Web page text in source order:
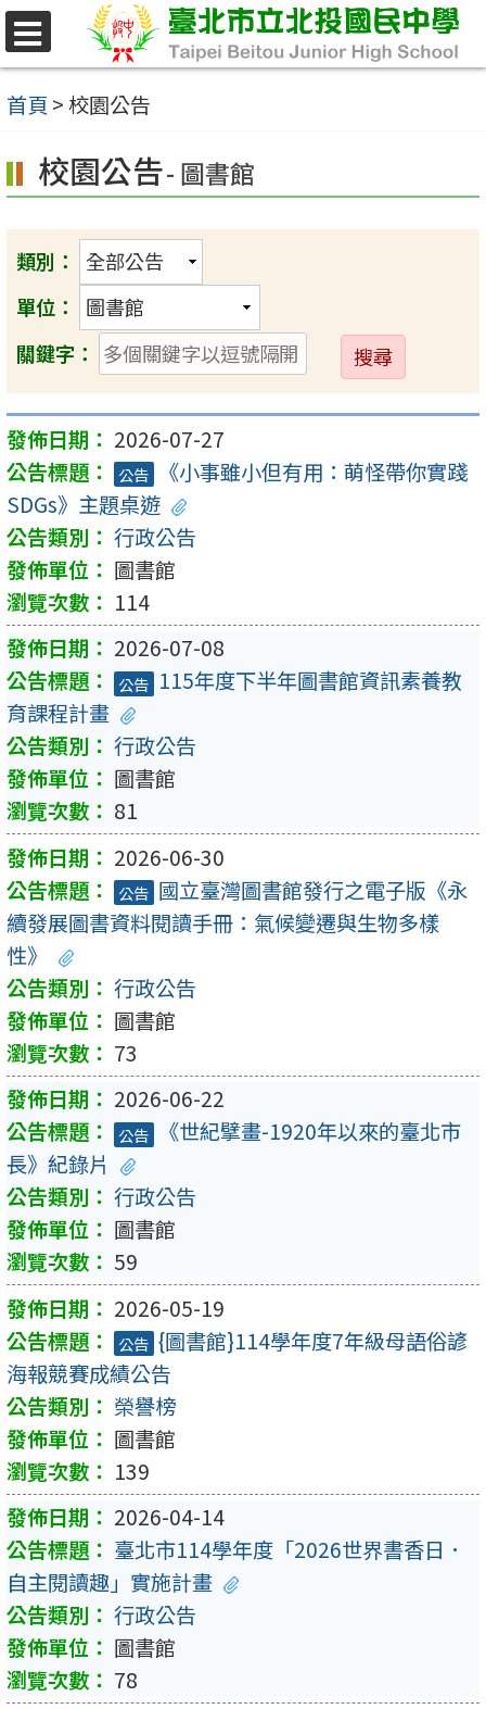
跳
至
主
內
容
區
首頁 >校園公告
校園公告- 圖書館
類別：
單位：
關鍵字：
送
出
2026-07-27
公告
《小事雖小但有用：萌怪帶你實踐
SDGs》主題桌遊
行政公告
圖書館
114
2026-07-08
公告 115年度下半年圖書館資訊素養教
育課程計畫
行政公告
圖書館
81
2026-06-30
公告 國立臺灣圖書館發行之電子版《永
續發展圖書資料閱讀手冊：氣候變遷與生物多樣
性》
行政公告
圖書館
73
2026-06-22
公告
《世紀擘畫-1920年以來的臺北市
長》紀錄片
行政公告
圖書館
59
2026-05-19
公告 {圖書館}114學年度7年級母語俗諺
海報競賽成績公告
榮譽榜
圖書館
139
2026-04-14
臺北市114學年度「2026世界書香日．
自主閱讀趣」實施計畫
行政公告
圖書館
78
選
單